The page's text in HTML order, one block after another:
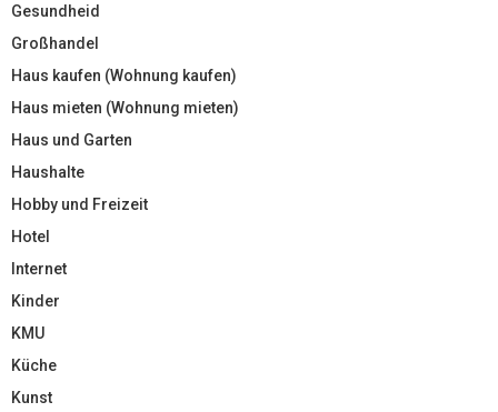
Gesundheid
Großhandel
Haus kaufen (Wohnung kaufen)
Haus mieten (Wohnung mieten)
Haus und Garten
Haushalte
Hobby und Freizeit
Hotel
Internet
Kinder
KMU
Küche
Kunst